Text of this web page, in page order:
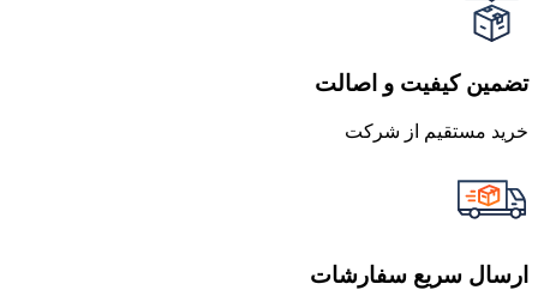
تضمین کیفیت و اصالت
خرید مستقیم از شرکت
ارسال سریع سفارشات